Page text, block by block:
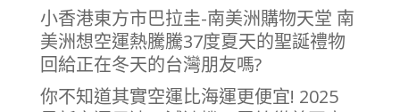
小香港東方市巴拉圭-南美洲購物天堂 南
美洲想空運熱騰騰37度夏天的聖誕禮物
回給正在冬天的台灣朋友嗎?
你不知道其實空運比海運更便宜! 2025